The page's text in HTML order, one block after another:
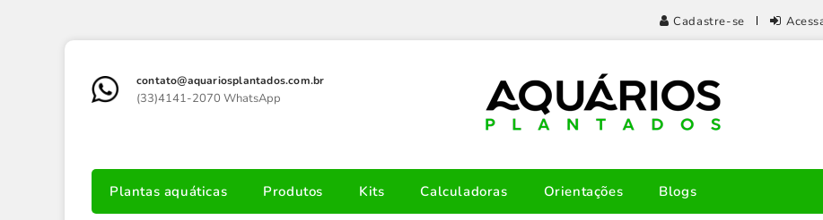
Cadastre-se
contato@aquariosplantados.com.br
(33)4141-2070 WhatsApp
Plantas aquáticas Produtos Kits Calculadoras Orientações Blogs